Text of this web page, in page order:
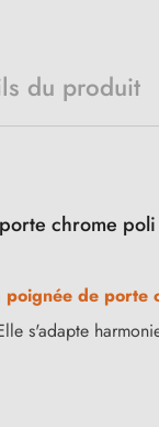
du produit
chrome
poignée de porte
s'adapte